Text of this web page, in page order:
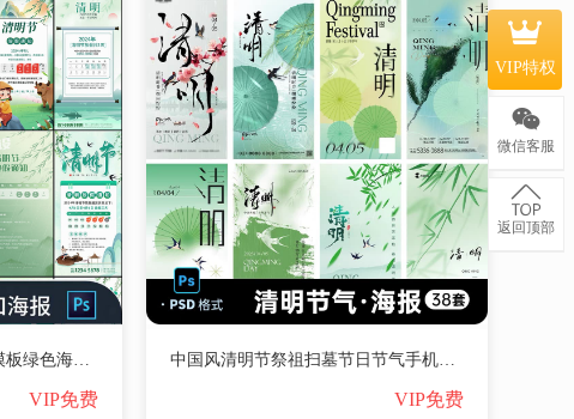
VIP免费 VIP免费
VIP特权
微信客服
返回顶部